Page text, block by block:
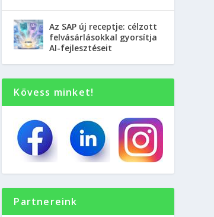
Az SAP új receptje: célzott
felvásárlásokkal gyorsítja
AI-fejlesztéseit
Kövess minket!
Partnereink